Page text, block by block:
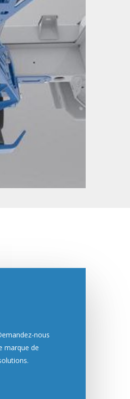
nous
marque de